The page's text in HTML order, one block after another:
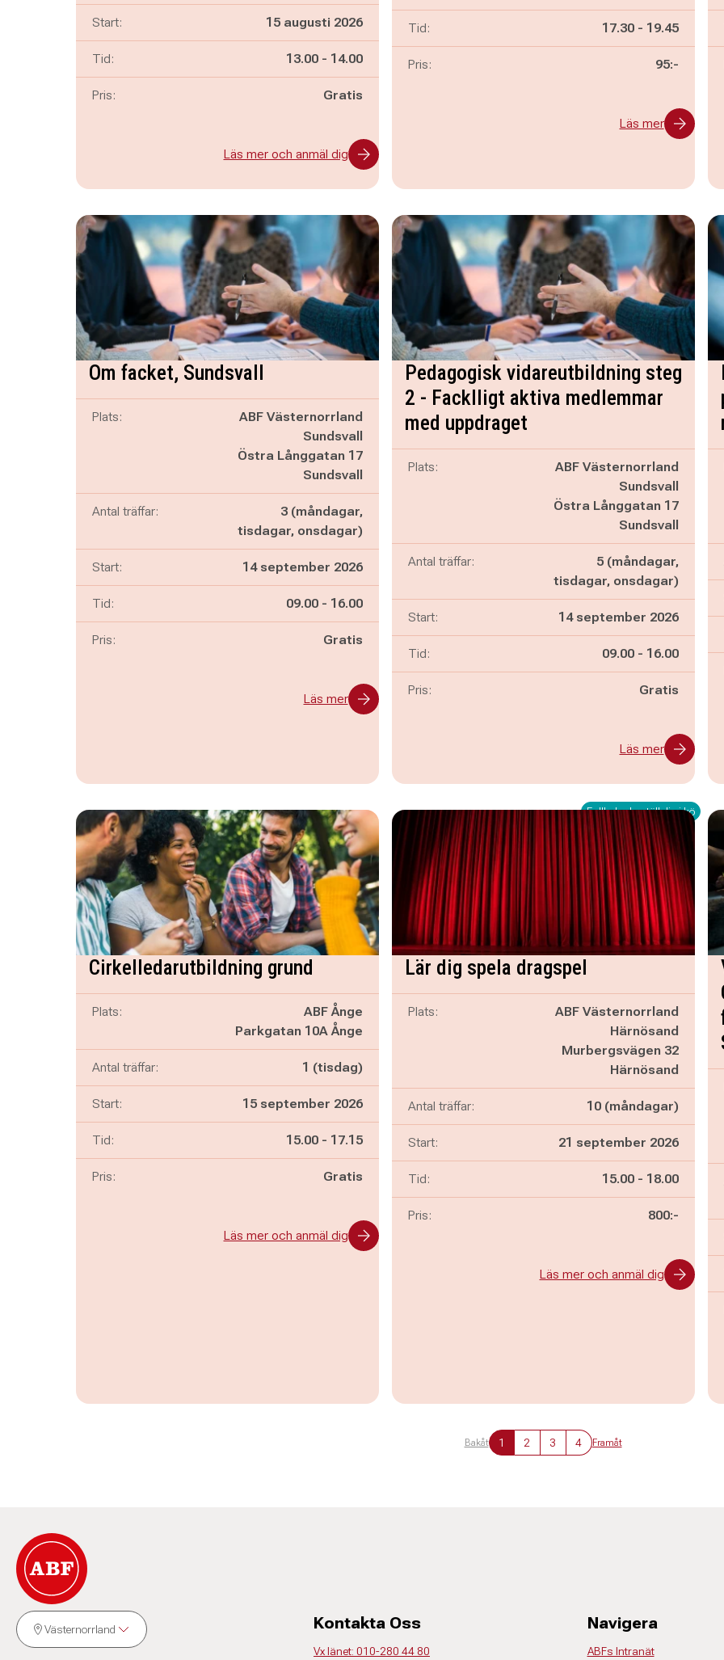
Start: 15 augusti 2026
Tid: Pågår mellan
13.00 - och
14.00
Pris: Gratis
Läs mer och anmäl dig
Tid: Pågår mellan
17.30 - och
19.45
Pris: 95:-
Läs mer
Om facket, Sundsvall
Plats:
ABF Västernorrland
Sundsvall
Östra Långgatan 17
Sundsvall
Antal träffar:
3 (måndagar,
tisdagar, onsdagar)
Start: 14 september 2026
Tid: Pågår mellan
09.00 - och
16.00
Pris: Gratis
Läs mer
Pedagogisk vidareutbildning steg
2 - Facklligt aktiva medlemmar
med uppdraget
Plats:
ABF Västernorrland
Sundsvall
Östra Långgatan 17
Sundsvall
Antal träffar:
5 (måndagar,
tisdagar, onsdagar)
Start: 14 september 2026
Tid: Pågår mellan
09.00 - och
16.00
Pris: Gratis
Läs mer
Cirkelledarutbildning grund
Plats:
ABF Ånge
Parkgatan 10A Ånge
Antal träffar: 1 (tisdag)
Start: 15 september 2026
Tid: Pågår mellan
15.00 - och
17.15
Pris: Gratis
Läs mer och anmäl dig
Fullbokad - ställ dig i kö
Lär dig spela dragspel
Plats:
ABF Västernorrland
Härnösand
Murbergsvägen 32
Härnösand
Antal träffar: 10 (måndagar)
Start: 21 september 2026
Tid: Pågår mellan
15.00 - och
18.00
Pris: 800:-
Läs mer och anmäl dig
Bakåt 1 2 3 4 Framåt
Västernorrland Kontakta Oss
Vx länet: 010-280 44 80
Navigera
ABFs Intranät